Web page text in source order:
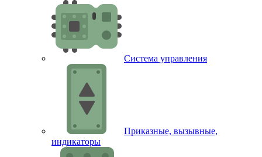
Система управления
Приказные, вызывные,
индикаторы